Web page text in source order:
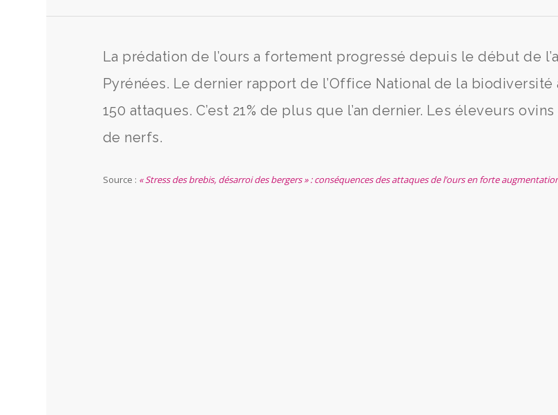
La prédation de l’ours a fortement progressé depuis le début de
Pyrénées. Le dernier rapport de l’Office National de la biodiversité
150 attaques. C’est 21% de plus que l’an dernier. Les éleveurs
de nerfs.
Source : « Stress des brebis, désarroi des bergers » : conséquences des attaques de l’ours en forte